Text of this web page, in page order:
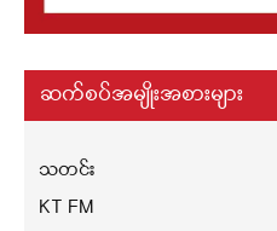
ဆက်စပ်အမျိုးအစားများ
သတင်း
KT FM